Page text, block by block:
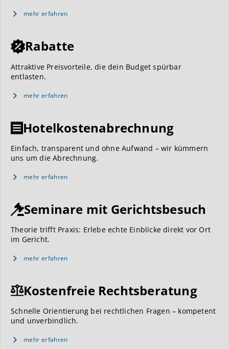
mehr erfahren
Rabatte
Attraktive Preisvorteile, die dein Budget spürbar
entlasten.
mehr erfahren
Hotelkostenabrechnung
Einfach, transparent und ohne Aufwand – wir kümmern
uns um die Abrechnung.
mehr erfahren
Seminare mit Gerichtsbesuch
Theorie trifft Praxis: Erlebe echte Einblicke direkt vor Ort
im Gericht.
mehr erfahren
Kostenfreie Rechtsberatung
Schnelle Orientierung bei rechtlichen Fragen – kompetent
und unverbindlich.
mehr erfahren